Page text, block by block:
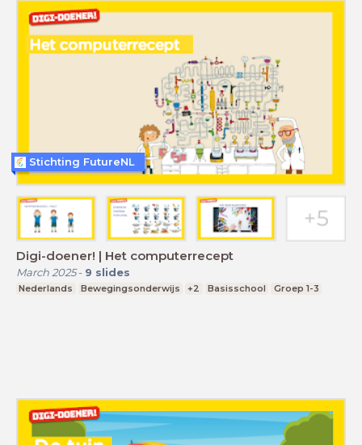
Digi-doener! | Het computerrecept
March 2025- 9 slides
Nederlands Bewegingsonderwijs +2 Basisschool Groep 1-3
Stichting FutureNL